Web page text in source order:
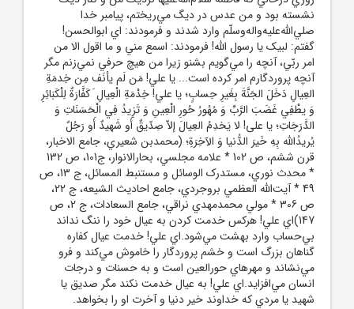
نشسته بود و من عدس در ديگ مي‌ريختم، پيامبر خدا
صلي‌الله‌عليه‌واله‌وسلّم وارد شدند و فرمودند: ‌اي ابوالحسن!
گفتم: لبيک يا رسول الله! فرمودند: اسمع مني و ما اقول الا من
امر ربّي، آنچه را مي‌گويم بشنو زيرا من هيچ حرفي نمي‌زنم مگر
آنچه پروردگارم امر کرده است... يا علي! مَن لَم يأنَف مِن خِدمَةِ
العِيالِ دَخَلَ الجَنَّةَ بِغَيرِ حِسابٍ؛ يا علي! خِدْمَةِ الْعِيالِ َ کَفَّارَةٌ لِلْکَبَائِرِ
وَ يطْفِي غَضَبَ الرَّبِّ وَ مُهُورُ حُورِ الْعِينِ وَ تَزِيدُ فِي الْحَسَنَاتِ وَ
الدَّرَجَاتِ؛ يا على! لا يَخدِمُ العِيالَ إلاّ صِدّيقٌ أَو شَهيدٌ أَو رَجُلٌ
يُريدُ‌الله بِهِ خَيرَ الدُّنيا وَ الآخِرَةِ؛ (محمدبن شعيري، جامع الاخبار،
قرن ششم، ص 102 * علامه مجلسي، بحارالانوار، ج101، ص 132
* محدث نوري، مستدرک الوسائل و مستنبط المسائل، ج 13، ص
49 * آيت‌الله العظمي بروجردي، جامع احاديث الشيعه، ج 22،
ص 306 * مولي محمدمهدي نراقي، جامع السعادات، ج 2، ص
147)‌اي علي! هرکس خدمت کردن به عيال خود را ننگ نداند
بي‌حساب وارد بهشت مي‌شود.‌اي علي! خدمت عيال کفاره
گناهان بزرگ است و خشم پروردگار را خاموش مي‌کند و فرو
مي‌نشاند و مهرهاي حورالعين است و به حسنات و درجات
انسان مي‌افزايد.‌اي علي! به عيال خدمت نکند مگر صديق يا
شهيد يا مردي که خداوند خير دنيا و آخرت او را بخواهد.